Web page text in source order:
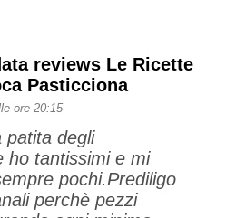
reviews Le Ricette
Pasticciona
ore 20:15
patita degli
ho tantissimi e mi
pochi.Prediligo
perchè pezzi